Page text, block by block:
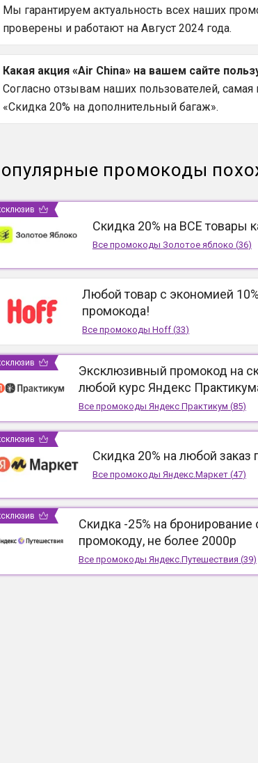
Мы гарантируем актуальность всех наших
проверены и работают на Август 2024 года.
Какая акция «Air China» на вашем сайте
Согласно отзывам наших пользователей, самая
«Скидка 20% на дополнительный багаж».
промокоды
Скидка 20% на ВСЕ товары
Все промокоды Золотое яблоко (36)
Любой товар с экономией
промокода!
Все промокодыHoff (33)
Эксклюзивный промокод на
любой курс Яндекс
Все промокоды Яндекс Практикум (85)
Скидка 20% на любой заказ
Все промокоды Яндекс.Маркет(47)
Скидка -25% на бронирование
промокоду, не более 2000р
Все промокоды Яндекс.Путешествия (39)